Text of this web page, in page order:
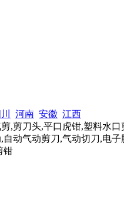
河南 安徽 江西
剪刀头,平口虎钳,塑料水
动气动剪刀,气动切刀,电
钳